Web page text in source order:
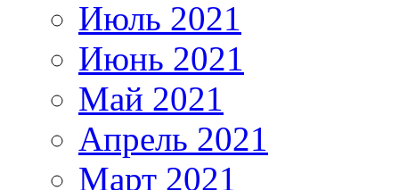
Июль 2021
Июнь 2021
Май 2021
Апрель 2021
Март 2021